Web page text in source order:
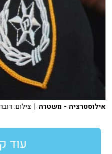
אילוסטרציה - משטרה | צילום:
עוד